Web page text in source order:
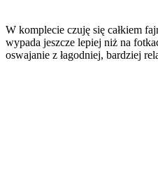
W komplecie czuję się całkiem
wypada jeszcze lepiej niż na
oswajanie z łagodniej, bardziej